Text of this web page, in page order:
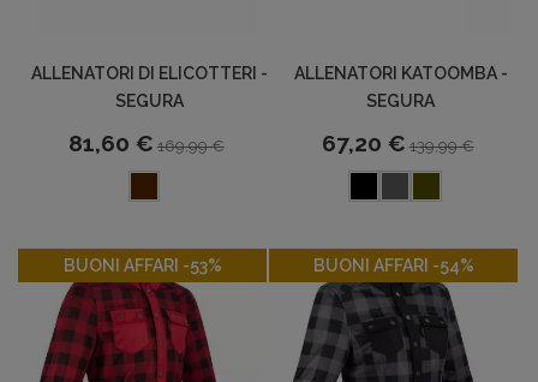
ALLENATORI DI ELICOTTERI -
SEGURA
81,60 € 169,99 €
ALLENATORI KATOOMBA -
SEGURA
67,20 € 139,99 €
BUONI AFFARI -53%-53% BUONI AFFARI -54%-54%